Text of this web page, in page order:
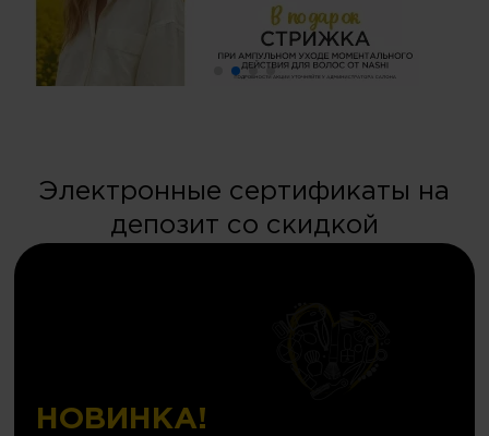
Электронные сертификаты на
депозит со скидкой
НОВИНКА!